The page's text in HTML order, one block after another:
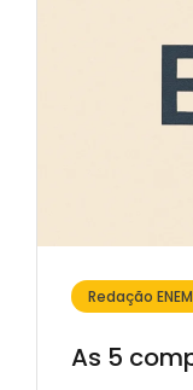
Redação ENEM
As 5